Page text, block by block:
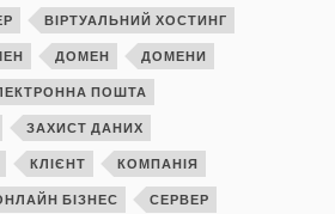
ВІРТУАЛЬНИЙ ХОСТИНГ
ДОМЕН ДОМЕНИ
ПОШТА
ЗАХИСТ ДАНИХ
КЛІЄНТ КОМПАНІЯ
БІЗНЕС СЕРВЕР